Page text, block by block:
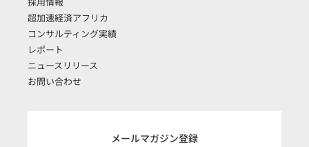
超加速経済アフリカ
コンサルティング実績
レポート
ニュースリリース
お問い合わせ
メールマガジン登録